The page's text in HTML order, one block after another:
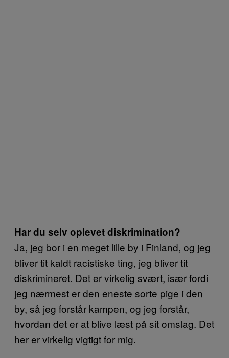
Har du selv oplevet diskrimination?
Ja, jeg bor i en meget lille by i Finland, og jeg
bliver tit kaldt racistiske ting, jeg bliver tit
diskrimineret. Det er virkelig svært, især fordi
jeg nærmest er den eneste sorte pige i den
by, så jeg forstår kampen, og jeg forstår,
hvordan det er at blive læst på sit omslag. Det
her er virkelig vigtigt for mig.